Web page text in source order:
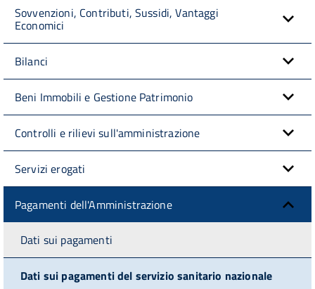
Sovvenzioni, Contributi, Sussidi, Vantaggi
Economici
Bilanci
Beni Immobili e Gestione Patrimonio
Controlli e rilievi sull'amministrazione
Servizi erogati
Pagamenti dell'Amministrazione
Dati sui pagamenti
Dati sui pagamenti del servizio sanitario nazionale